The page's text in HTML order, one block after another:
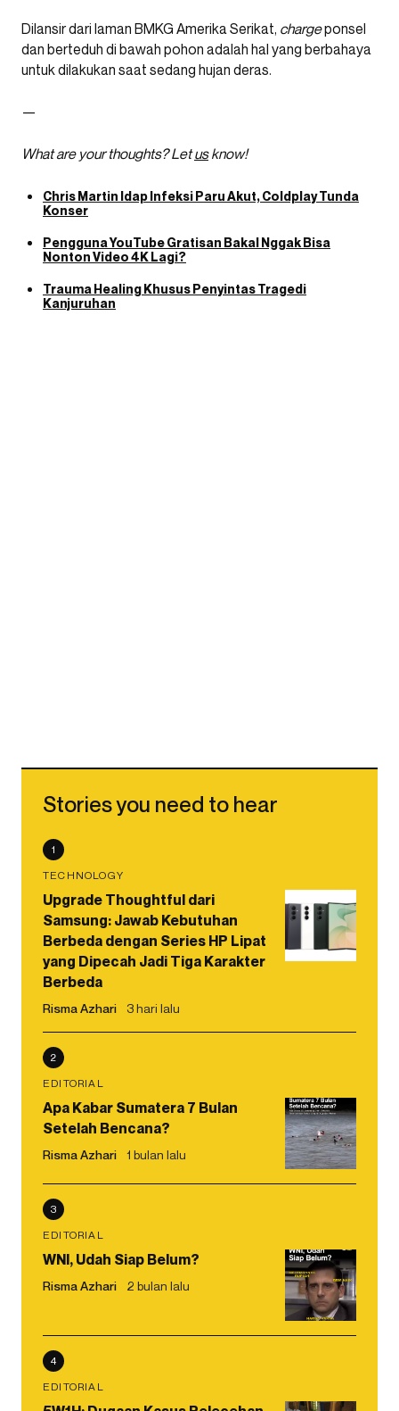
Dilansir dari laman BMKG Amerika Serikat, chargeponsel
dan berteduh di bawah pohon adalah hal yang berbahaya
untuk dilakukan saat sedang hujan deras.
—
What are your thoughts? Letusknow!
Chris Martin Idap Infeksi Paru Akut, Coldplay Tunda
Konser
Pengguna YouTube Gratisan Bakal Nggak Bisa
Nonton Video 4K Lagi?
Trauma Healing Khusus Penyintas Tragedi
Kanjuruhan
Stories you need to hear
1
TECHNOLOGY
Upgrade Thoughtful dari
Samsung: Jawab Kebutuhan
Berbeda dengan Series HP Lipat
yang Dipecah Jadi Tiga Karakter
Berbeda
Risma Azhari 3 hari lalu
2
EDITORIAL
Apa Kabar Sumatera 7 Bulan
Setelah Bencana?
Risma Azhari 1 bulan lalu
3
EDITORIAL
WNI, Udah Siap Belum?
Risma Azhari 2 bulan lalu
4
EDITORIAL